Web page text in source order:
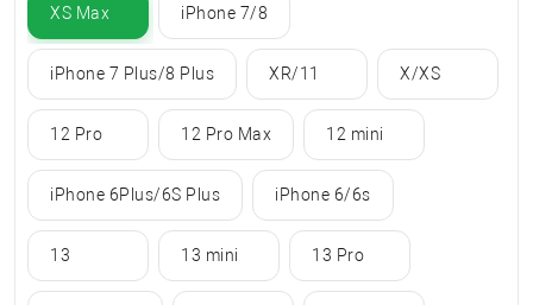
XS Max iPhone 7/8
iPhone 7 Plus/8 Plus XR/11 X/XS
12 Pro 12 Pro Max 12 mini
iPhone 6Plus/6S Plus iPhone 6/6s
13 13 mini 13 Pro